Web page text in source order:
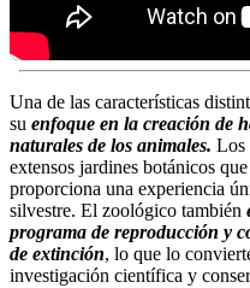
Una de las características
su enfoque en la creación de
naturales de los animales. Los
extensos jardines botánicos
proporciona una experiencia
silvestre. El zoológico también
programa de reproducción y
de extinción, lo que lo
investigación científica y